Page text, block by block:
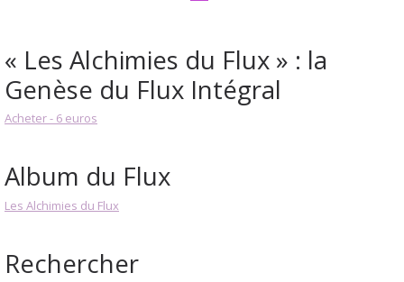
« Les Alchimies du Flux » : la
Genèse du Flux Intégral
Acheter - 6 euros
Album du Flux
Les Alchimies du Flux
Rechercher